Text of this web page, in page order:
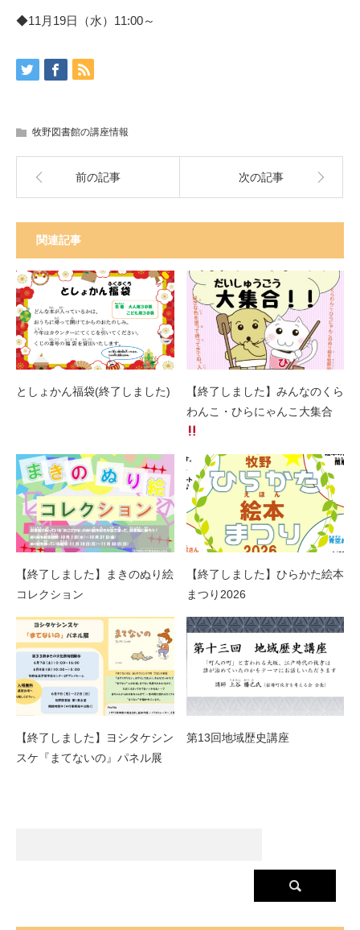
◆11月19日（水）11:00～
牧野図書館の講座情報
前の記事 次の記事
関連記事
としょかん福袋(終了しました)
【終了しました】みんなのくら
わんこ・ひらにゃんこ大集合
【終了しました】まきのぬり絵
コレクション
【終了しました】ひらかた絵本
まつり2026
【終了しました】ヨシタケシン
スケ『まてないの』パネル展
第13回地域歴史講座